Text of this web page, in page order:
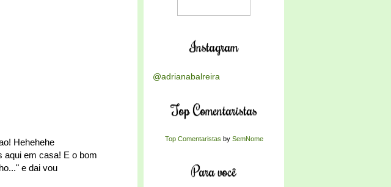
Hehehehe
aqui em casa! E o bom
e dai vou
Instagram
@adrianabalreira
Top Comentaristas
Top Comentaristas by SemNome
Para você